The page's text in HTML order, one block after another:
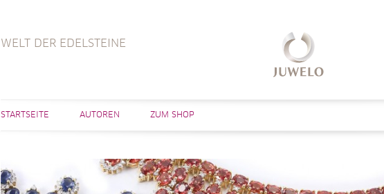
WELT DER EDELSTEINE
STARTSEITE AUTOREN ZUM SHOP